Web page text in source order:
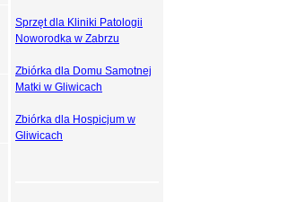
Sprzęt dla Kliniki Patologii
Noworodka w Zabrzu
Zbiórka dla Domu Samotnej
Matki w Gliwicach
Zbiórka dla Hospicjum w
Gliwicach